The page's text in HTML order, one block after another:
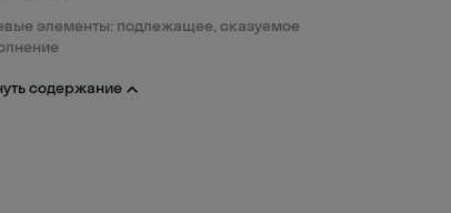
элементы: подлежащее, сказуемое
содержание